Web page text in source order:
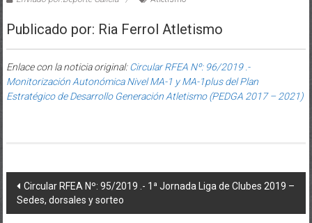
Publicado por: Ria Ferrol Atletismo
Enlace con la noticia original:Circular RFEA Nº: 96/2019 .-
Monitorización Autonómica Nivel MA-1 y MA-1plus del Plan
Estratégico de Desarrollo Generación Atletismo (PEDGA 2017 – 2021)
Post navigation
Circular RFEA Nº: 95/2019 .- 1ª Jornada Liga de Clubes 2019 –
Sedes, dorsales y sorteo